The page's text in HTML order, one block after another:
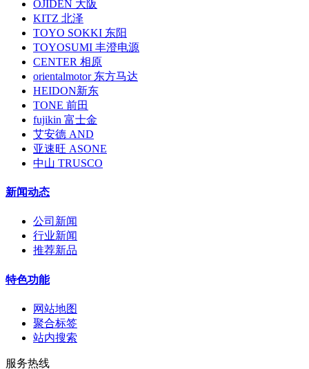
OJIDEN 大阪
KITZ 北泽
TOYO SOKKI 东阳
TOYOSUMI 丰澄电源
CENTER 相原
orientalmotor 东方马达
HEIDON新东
TONE 前田
fujikin 富士金
艾安德 AND
亚速旺 ASONE
中山 TRUSCO
新闻动态
公司新闻
行业新闻
推荐新品
特色功能
网站地图
聚合标签
站内搜索
服务热线